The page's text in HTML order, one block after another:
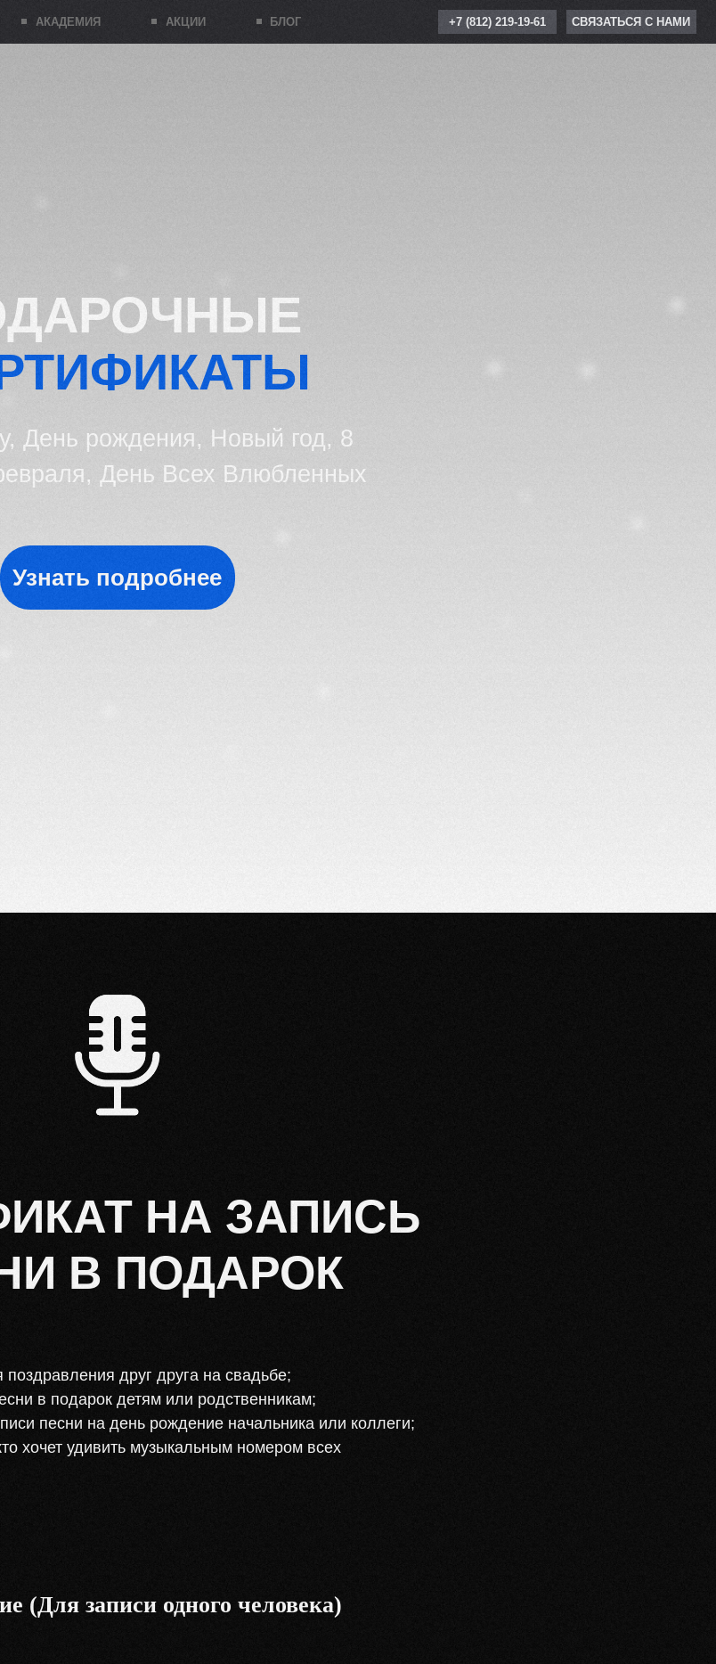
АКЦИИ СВЯЗАТЬСЯ С НАМИ
БЛОГ
рождения, Новый год, 8
День Всех Влюбленных
НА ЗАПИСЬ
В ПОДАРОК
друг друга на свадьбе;
в подарок детям или родственникам;
песни на день рождение начальника или коллеги;
хочет удивить музыкальным номером всех
(Для записи одного человека)